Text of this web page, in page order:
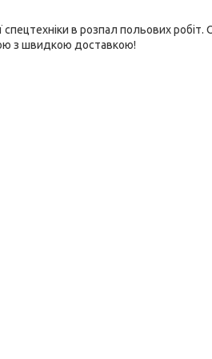
спецтехніки в розпал польових
з швидкою доставкою!